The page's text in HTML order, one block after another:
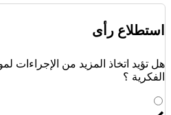
استطلاع رأى
هل تؤيد اتخاذ المزيد من الإجراءات
الفكرية ؟